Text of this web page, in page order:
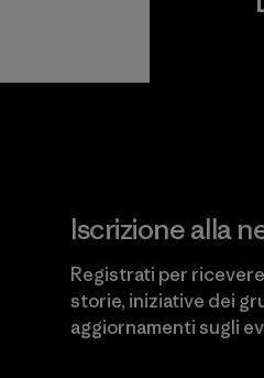
Iscrizione alla
Registrati per
storie, iniziative dei
aggiornamenti sugli